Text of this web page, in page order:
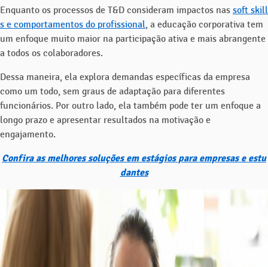
Enquanto os processos de T&D consideram impactos nas soft skill
s e comportamentos do profissional
, a educação corporativa tem
um enfoque muito maior na participação ativa e mais abrangente
a todos os colaboradores.
Dessa maneira, ela explora demandas específicas da empresa
como um todo, sem graus de adaptação para diferentes
funcionários. Por outro lado, ela também pode ter um enfoque a
longo prazo e apresentar resultados na motivação e
engajamento.
Confira as melhores soluções em estágios para empresas e estu
dantes